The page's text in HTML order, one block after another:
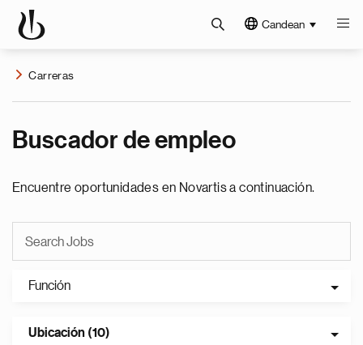
Candean
Carreras
Buscador de empleo
Encuentre oportunidades en Novartis a continuación.
Función
Ubicación (10)